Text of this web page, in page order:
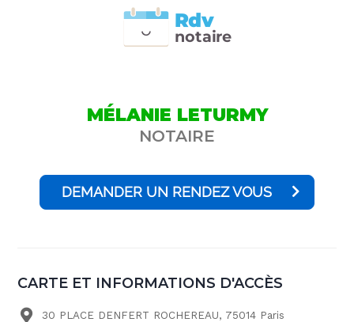
notaire
Rdv
MÉLANIE LETURMY
NOTAIRE
DEMANDER UN RENDEZ VOUS
CARTE ET INFORMATIONS D'ACCÈS
30 PLACE DENFERT ROCHEREAU, 75014 Paris